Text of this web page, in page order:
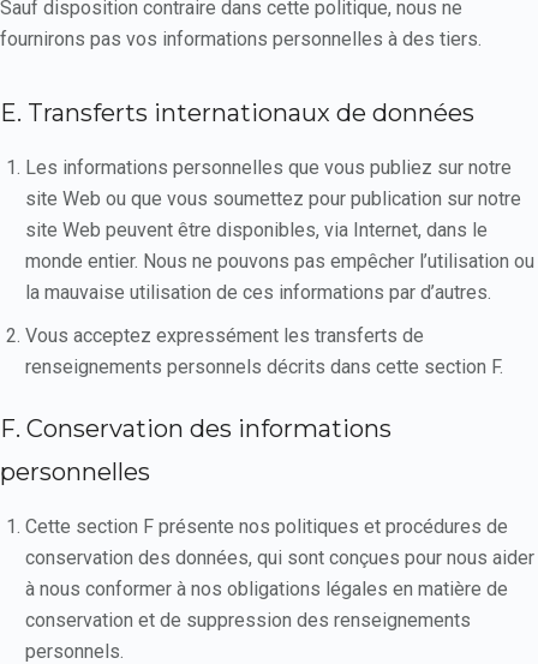
Sauf disposition contraire dans cette politique, nous ne
fournirons pas vos informations personnelles à des tiers.
E. Transferts internationaux de données
Les informations personnelles que vous publiez sur notre
site Web ou que vous soumettez pour publication sur notre
site Web peuvent être disponibles, via Internet, dans le
monde entier. Nous ne pouvons pas empêcher l’utilisation ou
la mauvaise utilisation de ces informations par d’autres.
Vous acceptez expressément les transferts de
renseignements personnels décrits dans cette section F.
F. Conservation des informations
personnelles
Cette section F présente nos politiques et procédures de
conservation des données, qui sont conçues pour nous aider
à nous conformer à nos obligations légales en matière de
conservation et de suppression des renseignements
personnels.